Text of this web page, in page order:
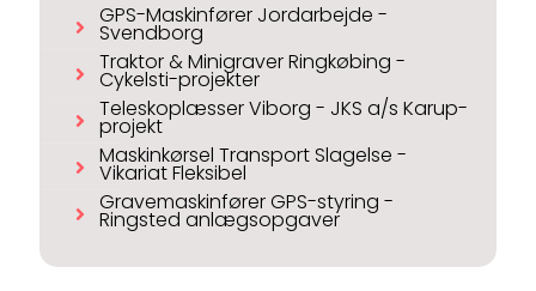
GPS-Maskinfører Jordarbejde -
Svendborg
Traktor & Minigraver Ringkøbing -
Cykelsti-projekter
Teleskoplæsser Viborg - JKS a/s Karup-
projekt
Maskinkørsel Transport Slagelse -
Vikariat Fleksibel
Gravemaskinfører GPS-styring -
Ringsted anlægsopgaver